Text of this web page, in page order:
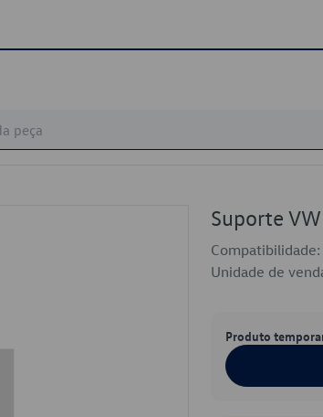
Suporte
Compatibilidade:
Unidade de
Produto